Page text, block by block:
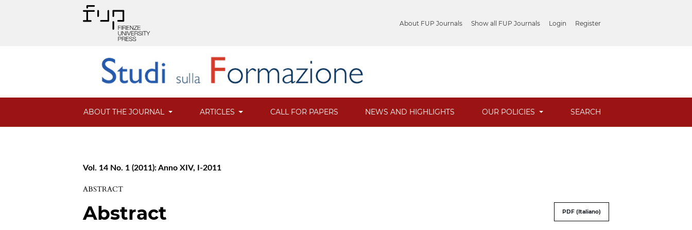
About FUP Journals Show all FUP Journals Login Register
ABOUT THE JOURNAL ARTICLES CALL FOR PAPERS NEWS AND HIGHLIGHTS OUR POLICIES SEARCH
Vol. 14 No. 1 (2011): Anno XIV, I-2011
ABSTRACT
Abstract PDF (Italiano)